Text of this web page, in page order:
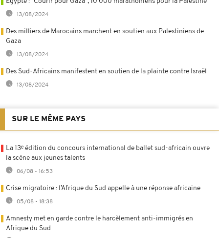
13/08/2024
Des milliers de Marocains marchent en soutien aux Palestiniens de
Gaza
13/08/2024
Des Sud-Africains manifestent en soutien de la plainte contre Israël
13/08/2024
SUR LE MÊME PAYS
La 13ᵉ édition du concours international de ballet sud-africain ouvre
la scène aux jeunes talents
06/08 - 16:53
Crise migratoire : l’Afrique du Sud appelle à une réponse africaine
05/08 - 18:38
Amnesty met en garde contre le harcèlement anti-immigrés en
Afrique du Sud